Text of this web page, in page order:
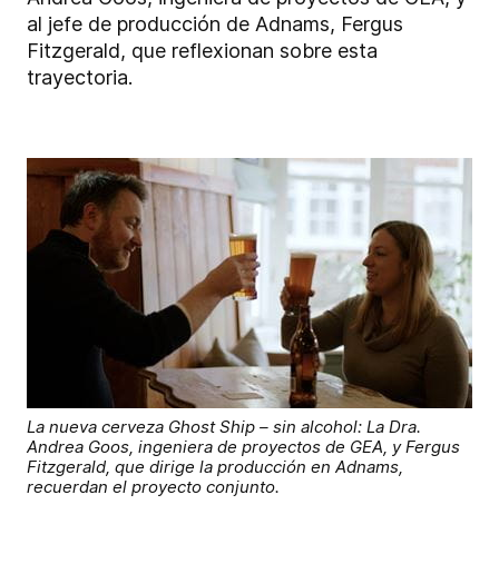
al jefe de producción de Adnams, Fergus
Fitzgerald, que reflexionan sobre esta
trayectoria.
La nueva cerveza Ghost Ship – sin alcohol: La Dra.
Andrea Goos, ingeniera de proyectos de GEA, y Fergus
Fitzgerald, que dirige la producción en Adnams,
recuerdan el proyecto conjunto.